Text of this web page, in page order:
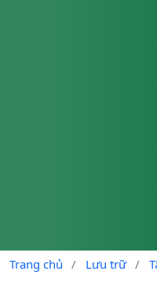
Trang chủ / Lưu trữ /